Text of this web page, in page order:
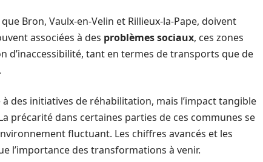
Bron, Vaulx-en-Velin et Rillieux-la-Pape, doivent
associées à des problèmes sociaux, ces zones
d’inaccessibilité, tant en termes de transports que de
des initiatives de réhabilitation, mais l’impact tangible
précarité dans certaines parties de ces communes se
fluctuant. Les chiffres avancés et les
l’importance des transformations à venir.